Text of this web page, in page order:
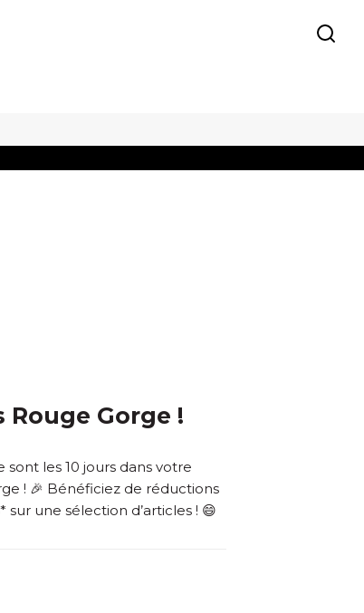
Rouge Gorge !
sont les 10 jours dans votre
! 🎉 Bénéficiez de réductions
* sur une sélection d’articles ! 😄